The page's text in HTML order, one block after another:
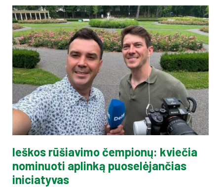
Ieškos rūšiavimo čempionų: kviečia
nominuoti aplinką puoselėjančias
iniciatyvas